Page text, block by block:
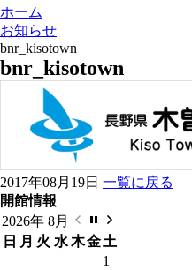
ホーム
お知らせ
bnr_kisotown
bnr_kisotown
2017年08月19日 一覧に戻る
開館情報
2026年 8月
日 月 火 水木金土
1